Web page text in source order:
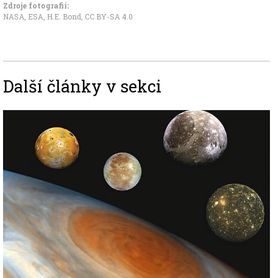
Zdroje fotografii:
NASA, ESA, H.E. Bond CC BY-SA 4.0
Další články v sekci